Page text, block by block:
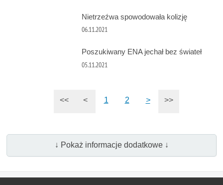
Nietrzeźwa spowodowała kolizję
06.11.2021
Poszukiwany ENA jechał bez świateł
05.11.2021
<< < 1 2 > >>
↓ Pokaż informacje dodatkowe ↓